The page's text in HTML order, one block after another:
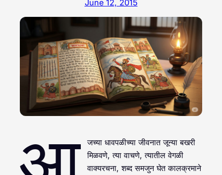
June 12, 2015
जच्या धावपळीच्या जीवनात जून्या बखरी
मिळवणे, त्या वाचणे, त्यातील वेगळी
वाक्यरचना, शब्द समजुन घेत कालक्रमाने